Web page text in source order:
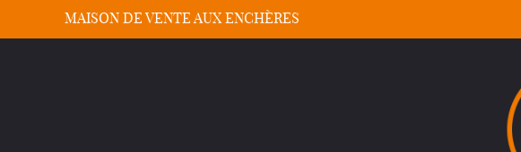
MAISON DE VENTE AUX ENCHÈRES